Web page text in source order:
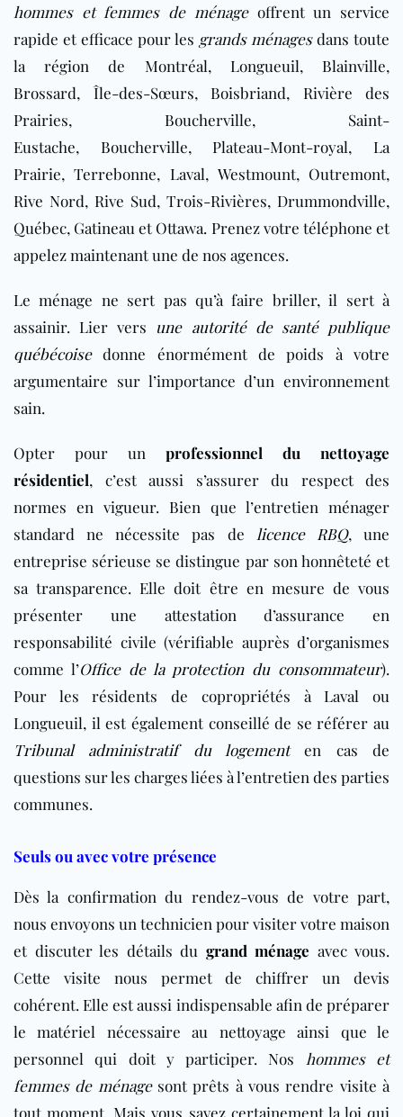
hommes et femmes de ménageoffrent un service
rapide et efficace pour les grands ménagesdans toute
la région de Montréal, Longueuil, Blainville,
Brossard, Île-des-Sœurs, Boisbriand, Rivière des
Prairies, Boucherville, Saint-
Eustache, Boucherville, Plateau-Mont-royal, La
Prairie, Terrebonne, Laval, Westmount, Outremont,
Rive Nord, Rive Sud, Trois-Rivières, Drummondville,
Québec, Gatineau et Ottawa. Prenez votre téléphone et
appelez maintenant une de nos agences.
Le ménage ne sert pas qu’à faire briller, il sert à
assainir. Lier vers une autorité de santé publique
québécoisedonne énormément de poids à votre
argumentaire sur l’importance d’un environnement
sain.
Opter pour un professionnel du nettoyage
résidentiel, c’est aussi s’assurer du respect des
normes en vigueur. Bien que l’entretien ménager
standard ne nécessite pas de
licence RBQ, une
entreprise sérieuse se distingue par son honnêteté et
sa transparence. Elle doit être en mesure de vous
présenter une attestation d’assurance en
responsabilité civile (vérifiable auprès d’organismes
comme l’Office de la protection du consommateur).
Pour les résidents de copropriétés à Laval ou
Longueuil, il est également conseillé de se référer au
Tribunal administratif du logementen cas de
questions sur les charges liées à l’entretien des parties
communes.
Seuls ou avec votre présence
Dès la confirmation du rendez-vous de votre part,
nous envoyons un technicien pour visiter votre maison
et discuter les détails du grand ménage avec vous.
Cette visite nous permet de chiffrer un devis
cohérent. Elle est aussi indispensable afin de préparer
le matériel nécessaire au nettoyage ainsi que le
personnel qui doit y participer. Nos
hommes et
femmes de ménagesont prêts à vous rendre visite à
tout moment. Mais vous savez certainement la loi qui